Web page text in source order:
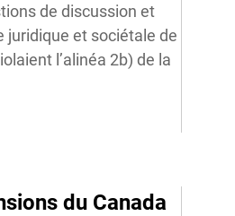
de discussion et
et sociétale de
l’alinéa 2b) de la
du Canada